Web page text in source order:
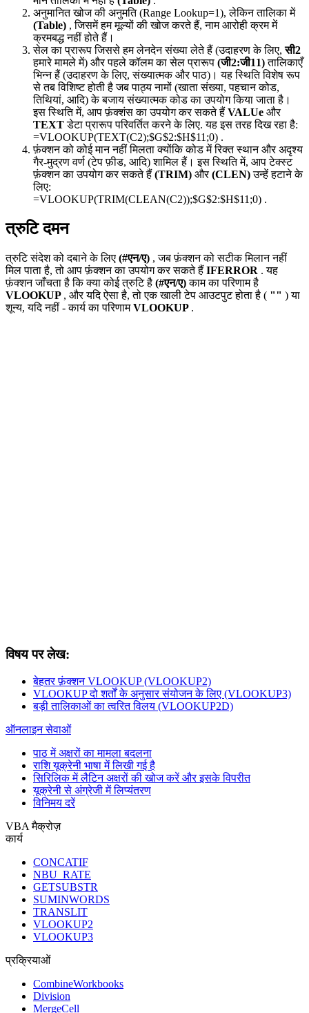
अनुमानित खोज की अनुमति (Range Lookup=1), लेकिन तालिका में
(Table) , जिसमें हम मूल्यों की खोज करते हैं, नाम आरोही क्रम में
क्रमबद्ध नहीं होते हैं।
सेल का प्रारूप जिससे हम लेनदेन संख्या लेते हैं (उदाहरण के लिए,सी2
हमारे मामले में) और पहले कॉलम का सेल प्रारूप (जी2:जी11)तालिकाएँ
भिन्न हैं (उदाहरण के लिए, संख्यात्मक और पाठ)। यह स्थिति विशेष रूप
से तब विशिष्ट होती है जब पाठ्य नामों (खाता संख्या, पहचान कोड,
तिथियां, आदि) के बजाय संख्यात्मक कोड का उपयोग किया जाता है।
इस स्थिति में, आप फ़ंक्शंस का उपयोग कर सकते हैं VALUe और
TEXTडेटा प्रारूप परिवर्तित करने के लिए. यह इस तरह दिख रहा है:
=VLOOKUP(TEXT(C2);$G$2:$H$11;0) .
फ़ंक्शन को कोई मान नहीं मिलता क्योंकि कोड में रिक्त स्थान और अदृश्य
गैर-मुद्रण वर्ण (टेप फ़ीड, आदि) शामिल हैं। इस स्थिति में, आप टेक्स्ट
फ़ंक्शन का उपयोग कर सकते हैं (TRIM) और(CLEN)उन्हें हटाने के
लिए:
=VLOOKUP(TRIM(CLEAN(C2));$G$2:$H$11;0) .
त्रुटि दमन
त्रुटि संदेश को दबाने के लिए (#एन/ए) , जब फ़ंक्शन को सटीक मिलान नहीं
मिल पाता है, तो आप फ़ंक्शन का उपयोग कर सकते हैं IFERROR . यह
फ़ंक्शन जाँचता है कि क्या कोई त्रुटि है (#एन/ए)काम का परिणाम है
VLOOKUP , और यदि ऐसा है, तो एक खाली टेप आउटपुट होता है ( "" ) या
शून्य, यदि नहीं - कार्य का परिणामVLOOKUP .
विषय पर लेख:
बेहतर फ़ंक्शन VLOOKUP (VLOOKUP2)
VLOOKUP दो शर्तों के अनुसार संयोजन के लिए (VLOOKUP3)
बड़ी तालिकाओं का त्वरित विलय (VLOOKUP2D)
ऑनलाइन सेवाओं
पाठ में अक्षरों का मामला बदलना
राशि यूक्रेनी भाषा में लिखी गई है
सिरिलिक में लैटिन अक्षरों की खोज करें और इसके विपरीत
यूक्रेनी से अंग्रेजी में लिप्यंतरण
विनिमय दरें
VBA मैक्रोज़
कार्य
CONCATIF
NBU_RATE
GETSUBSTR
SUMINWORDS
TRANSLIT
VLOOKUP2
VLOOKUP3
प्रक्रियाओं
CombineWorkbooks
Division
MergeCell